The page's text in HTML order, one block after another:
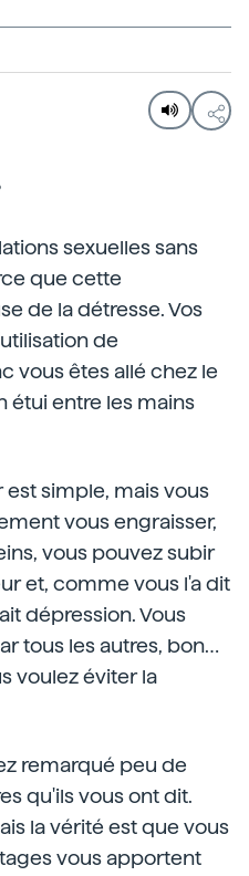
sexuelles sans
que cette
de la détresse. Vos
de
vous êtes allé chez le
étui entre les mains
simple, mais vous
vous engraisser,
vous pouvez subir
et, comme vous l'a dit
dépression. Vous
tous les autres, bon…
voulez éviter la
remarqué peu de
qu'ils vous ont dit.
la vérité est que vous
vous apportent